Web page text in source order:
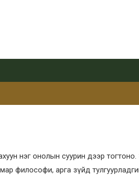
нэг онолын суурин дээр
философи, арга зүйд